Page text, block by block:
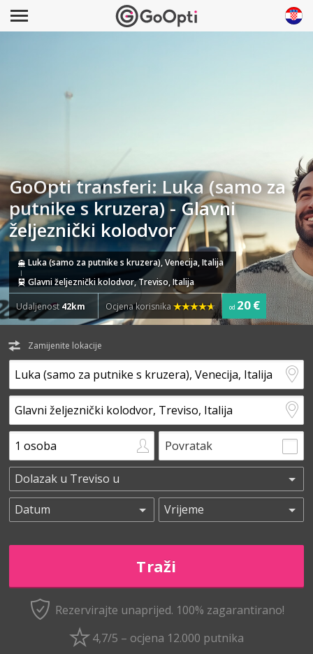
GoOpti transferi: Luka (samo za
putnike s kruzera) - Glavni
željeznički kolodvor
Luka (samo za putnike s kruzera), Venecija, Italija
Glavni željeznički kolodvor, Treviso, Italija
Udaljenost 42km Ocjena korisnika od 20 €
Zamijenite lokacije
Povratak
Rezervirajte unaprijed. 100% zagarantirano!
4,7/5 – ocjena 12.000 putnika